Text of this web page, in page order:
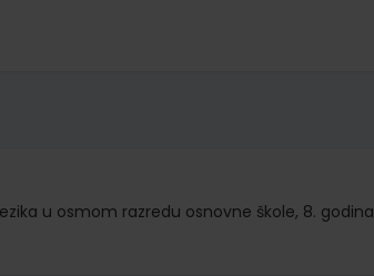
u osmom razredu osnovne škole, 8. godina